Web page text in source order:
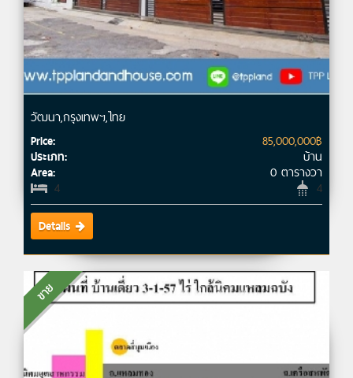
วัฒนา,กรุงเทพฯ,ไทย
Price: 85,000,000฿
ประเภท: บ้าน
Area:
0 ตารางวา
4
4
Details
ขาย